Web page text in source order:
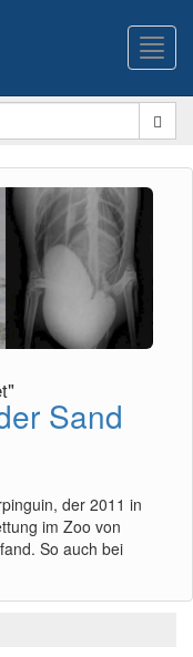
Sand
der 2011 in
im Zoo von
So auch bei